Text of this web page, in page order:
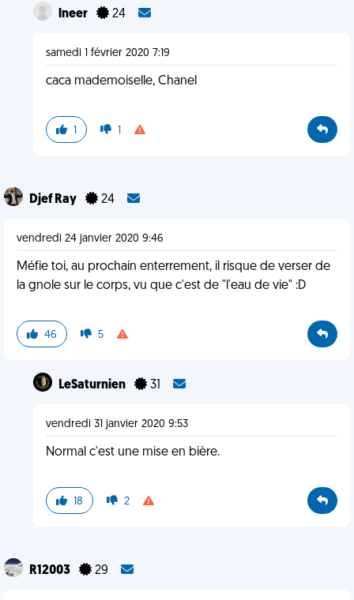
lneer 24
samedi 1 février 2020 7:19
caca mademoiselle, Chanel
1 1
Djef Ray 24
vendredi 24 janvier 2020 9:46
Méfie toi, au prochain enterrement, il risque de verser de
la gnole sur le corps, vu que c'est de "l'eau de vie" :D
46 5
LeSaturnien 31
vendredi 31 janvier 2020 9:53
Normal c'est une mise en bière.
18 2
R12003 29